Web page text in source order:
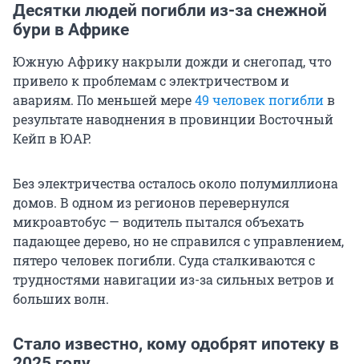
Десятки людей погибли из-за снежной
бури в Африке
Южную Африку накрыли дожди и снегопад, что
привело к проблемам с электричеством и
авариям. По меньшей мере49 человек погиблив
результате наводнения в провинции Восточный
Кейп в ЮАР.
Без электричества осталось около полумиллиона
домов. В одном из регионов перевернулся
микроавтобус — водитель пытался объехать
падающее дерево, но не справился с управлением,
пятеро человек погибли. Суда сталкиваются с
трудностями навигации из-за сильных ветров и
больших волн.
Стало известно, кому одобрят ипотеку в